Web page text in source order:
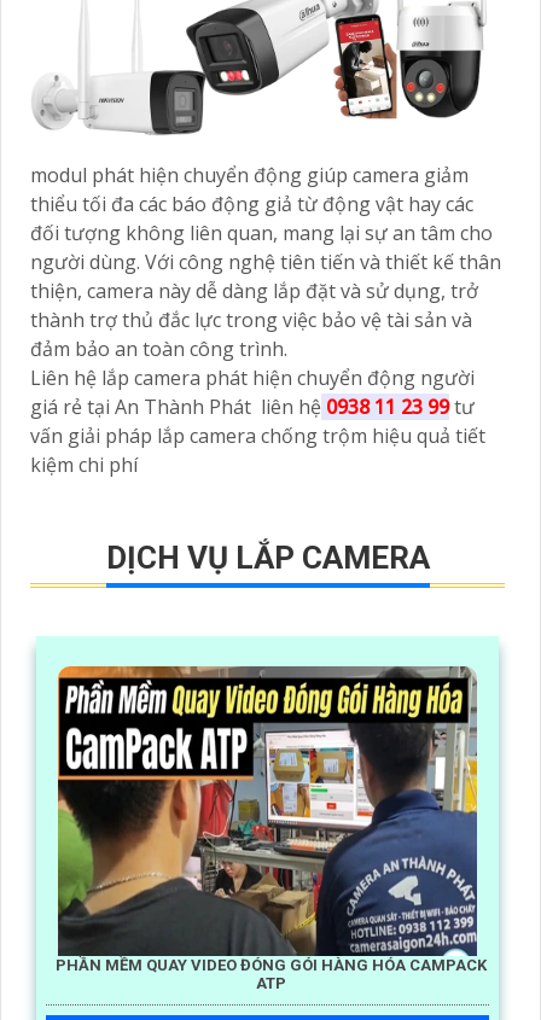
modul phát hiện chuyển động giúp camera giảm
thiểu tối đa các báo động giả từ động vật hay các
đối tượng không liên quan, mang lại sự an tâm cho
người dùng. Với công nghệ tiên tiến và thiết kế thân
thiện, camera này dễ dàng lắp đặt và sử dụng, trở
thành trợ thủ đắc lực trong việc bảo vệ tài sản và
đảm bảo an toàn công trình.
Liên hệ lắp camera phát hiện chuyển động người
giá rẻ tại An Thành Phát liên hệ 0938 11 23 99tư
vấn giải pháp lắp camera chống trộm hiệu quả tiết
kiệm chi phí
DỊCH VỤ LẮP CAMERA
PHẦN MỀM QUAY VIDEO ĐÓNG GÓI HÀNG HÓA CAMPACK
ATP